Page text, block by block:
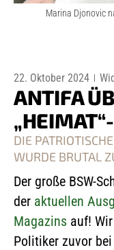
Marina Djonovic
22. Oktober 2024
ANTIFA
DIE
WURDE BRUTAL
Der große BSW-
der aktuellen
Magazins auf!
Politiker zuvor